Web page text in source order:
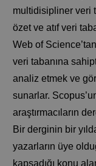
multidisipliner veri
özet ve atıf veri
Web of
veri tabanına
analiz etmek ve
sunarlar.
araştırmacıların
Bir derginin bir
yazarların üye
kapsadığı konu